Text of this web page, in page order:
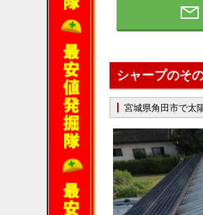
シャープのそ
宮城県角田市で太